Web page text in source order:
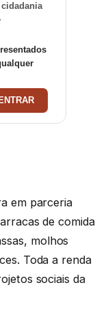
em parceria
de comida
molhos
Toda a renda
sociais da